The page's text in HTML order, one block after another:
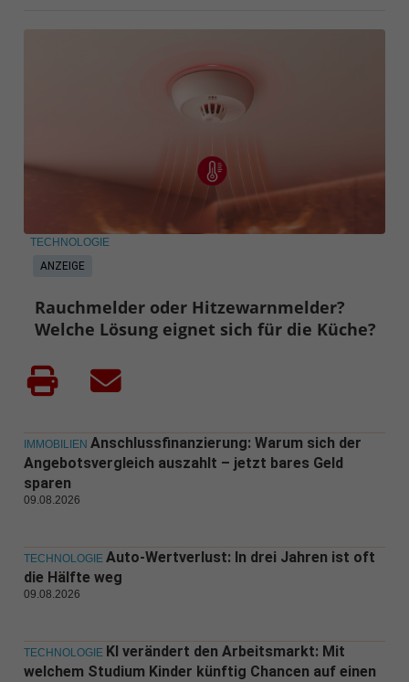
ANZEIGE
TECHNOLOGIE
Rauchmelder oder Hitzewarnmelder?
Welche Lösung eignet sich für die Küche?
IMMOBILIEN Anschlussfinanzierung: Warum sich der
Angebotsvergleich auszahlt – jetzt bares Geld
sparen
09.08.2026
TECHNOLOGIE Auto-Wertverlust: In drei Jahren ist oft
die Hälfte weg
09.08.2026
TECHNOLOGIE KI verändert den Arbeitsmarkt: Mit
welchem Studium Kinder künftig Chancen auf einen